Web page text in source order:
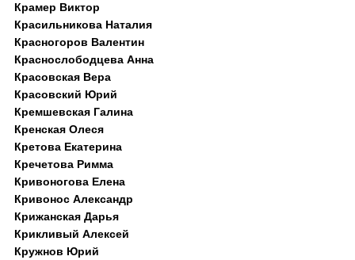
Крамер Виктор
Красильникова Наталия
Красногоров Валентин
Краснослободцева Анна
Красовская Вера
Красовский Юрий
Кремшевская Галина
Кренская Олеся
Кретова Екатерина
Кречетова Римма
Кривоногова Елена
Кривонос Александр
Крижанская Дарья
Крикливый Алексей
Кружнов Юрий